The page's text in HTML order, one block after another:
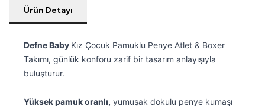
Ürün Detayı
Defne Baby Kız Çocuk Pamuklu Penye Atlet & Boxer
Takımı, günlük konforu zarif bir tasarım anlayışıyla
buluşturur.
Yüksek pamuk oranlı, yumuşak dokulu penye kumaşı